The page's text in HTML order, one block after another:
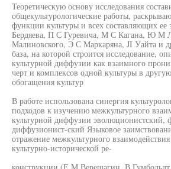
Теоретическую основу исследования
общекультурологические работы,
функции культуры и всех составляющих
Бердяева, П С Гуревича, М С Кагана, Ю М
Малиновского, Э С Маркаряна, JI Уайта и
база, на которой строится исследование,
культурной диффузии как взаимного
черт и комплексов одной культуры в
обогащения культур
В работе использована синергия
подходов к изучению межкультурного
культурной диффузии эволюционистский,
диффузионист-ский Языковое
отражение межкультурного
культурно-исторической ре-